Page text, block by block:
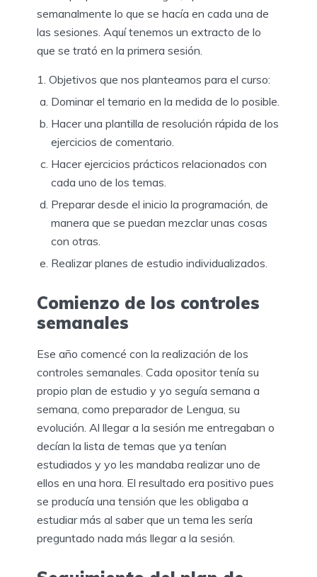
semanalmente lo que se hacía en cada una de
las sesiones. Aquí tenemos un extracto de lo
que se trató en la primera sesión.
Objetivos que nos planteamos para el curso:
Dominar el temario en la medida de lo posible.
Hacer una plantilla de resolución rápida de los
ejercicios de comentario.
Hacer ejercicios prácticos relacionados con
cada uno de los temas.
Preparar desde el inicio la programación, de
manera que se puedan mezclar unas cosas
con otras.
Realizar planes de estudio individualizados.
Comienzo de los controles
semanales
Ese año comencé con la realización de los
controles semanales. Cada opositor tenía su
propio plan de estudio y yo seguía semana a
semana, como preparador de Lengua, su
evolución. Al llegar a la sesión me entregaban o
decían la lista de temas que ya tenían
estudiados y yo les mandaba realizar uno de
ellos en una hora. El resultado era positivo pues
se producía una tensión que les obligaba a
estudiar más al saber que un tema les sería
preguntado nada más llegar a la sesión.